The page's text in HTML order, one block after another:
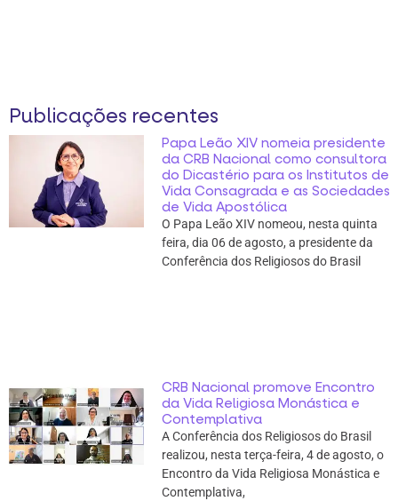
Publicações recentes
Papa Leão XIV nomeia presidente
da CRB Nacional como consultora
do Dicastério para os Institutos de
Vida Consagrada e as Sociedades
de Vida Apostólica
O Papa Leão XIV nomeou, nesta quinta
feira, dia 06 de agosto, a presidente da
Conferência dos Religiosos do Brasil
CRB Nacional promove Encontro
da Vida Religiosa Monástica e
Contemplativa
A Conferência dos Religiosos do Brasil
realizou, nesta terça-feira, 4 de agosto, o
Encontro da Vida Religiosa Monástica e
Contemplativa,